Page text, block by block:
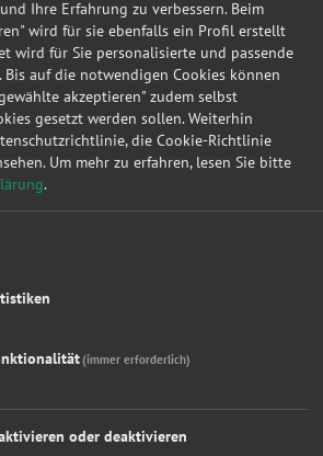
Toyota Aygo CoolBlue
Renault Modus Authentique
Modus
BMW Baureihe 3 Lim 325i
Dacia
Nissan
Volkswagen Golf VI Trendline
Honda Jazz
Ihre Erfahrung zu verbessern. Beim
wird für sie ebenfalls ein Profil erstellt
wird für Sie personalisierte und passende
Bis auf die notwendigen Cookies können
akzeptieren" zudem selbst
gesetzt werden sollen. Weiterhin
die Cookie-Richtlinie
Um mehr zu erfahren, lesen Sie bitte
.
(immer erforderlich)
oder deaktivieren